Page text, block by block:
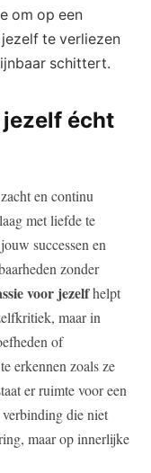
om op een
te verliezen
‍schittert.
jezelf écht
en continu​
met ​liefde te
successen en
zonder
‍voor jezelfhelpt
maar in
of
erkennen ‌zoals ze
er ruimte ‍voor een
die niet
maar⁢ op innerlijke